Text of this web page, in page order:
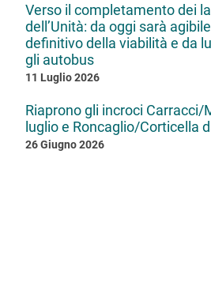
Verso il completamento dei
dell’Unità: da oggi sarà
definitivo della viabilità e da
gli autobus
11 Luglio 2026
Riaprono gli incroci Carracci/
luglio e Roncaglio/Corticella
26 Giugno 2026